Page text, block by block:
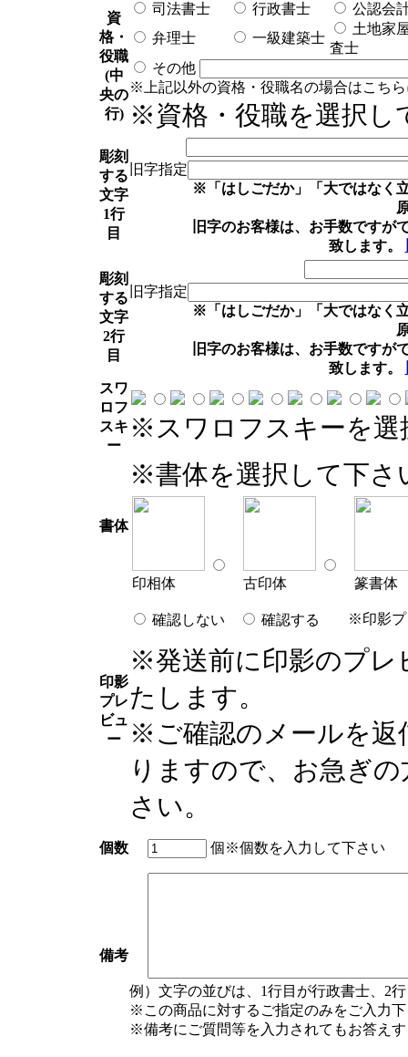
資
格・
役職
(中
央の
行)
司法書士 行政書士
公認会
弁理士
一級建築士
土地家
査士
その他
※上記以外の資格・役職名の場合はこち
※資格・役職を選択し
彫刻
する
文字
1行
目
旧字指定
※「はしごだか」「大ではなく
旧字のお客様は、お手数ですが
致します。
彫刻
する
文字
2行
目
旧字指定
※「はしごだか」「大ではなく
旧字のお客様は、お手数ですが
致します。
スワ
ロフ
スキ
ー
※スワロフスキーを選
書体
※書体を選択して下さ
印相体 古印体 篆書体
印影
プレ
ビュ
ー
確認しない 確認する ※印影プ
※発送前に印影のプレ
たします。
※ご確認のメールを返
りますので、お急ぎ
さい。
個数 個※個数を入力して下さい
備考
例）文字の並びは、1行目が行政書士、2
※この商品に対するご指定のみをご入力
※備考にご質問等を入力されてもお答え